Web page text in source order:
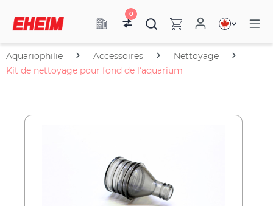
0
Aquariophilie Accessoires
Nettoyage
Kit de nettoyage pour fond de l‘aquarium